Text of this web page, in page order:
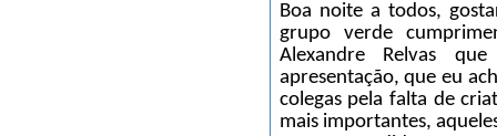
Boa noite a todos,
grupo verde
Alexandre Relvas
apresentação, que eu
colegas pela falta de
mais importantes,